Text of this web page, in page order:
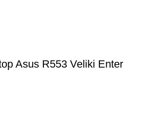
Asus R553 Veliki Enter